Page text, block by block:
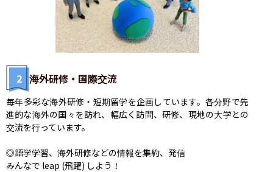
2 海外研修・国際交流
毎年多彩な海外研修・短期留学を企画しています。各分野で先
進的な海外の国々を訪れ、幅広く訪問、研修、現地の大学との
交流を行っています。
◎語学学習、海外研修などの情報を集約、発信
みんなで leap (飛躍) しよう！